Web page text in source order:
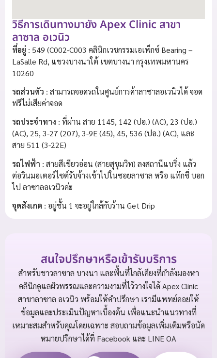
วิธีการเดินทางมายัง Apex Clinic สาขา
ลาซาล อเวนิว
ที่อยู่ : 549 (C002-C003 คลินิกเวชกรรมเอเพ็กซ์ Bearing –
LaSalle Rd, แขวงบางนาใต้ เขตบางนา กรุงเทพมหานคร
10260
รถส่วนตัว : สามารถจอดรถในศูนย์การค้าลาซาลอเวนิวได้ จอด
ฟรีไม่เสียค่าจอด
รถประจำทาง : ที่ผ่าน สาย 1145, 142 (ปอ.) (AC), 23 (ปอ.)
(AC), 25, 3-27 (207), 3-9E (45), 45, 536 (ปอ.) (AC), และ
สาย 511 (3-22E)
รถไฟฟ้า : สายสีเขียวอ่อน (สายสุขุมวิท) ลงสถานีแบริ่ง แล้ว
ต่อวินมอเตอร์ไซต์รับจ้างเข้าไปในซอยลาซาล หรือ แท๊กซี่ บอก
ไป ลาซาลอเวนิวค่ะ
จุดสังเกต : อยู่ชั้น 1 จะอยู่ใกล้กับร้าน Get Drip
สนใจปรึกษาหรือเข้ารับบริการ
สำหรับชาวลาซาล บางนา และพื้นที่ใกล้เคียงที่กำลังมองหา
คลินิกดูแลผิวพรรณและความงามที่ไว้วางใจได้ Apex Clinic
สาขาลาซาล อเวนิว พร้อมให้คำปรึกษา เรามีแพทย์คอยให้
ข้อมูลและประเมินปัญหาเบื้องต้น เพื่อแนะนำแนวทางที่
เหมาะสมสำหรับคุณโดยเฉพาะ สอบถามข้อมูลเพิ่มเติมหรือนัด
หมายปรึกษาได้ที่ Facebook และ LINE OA